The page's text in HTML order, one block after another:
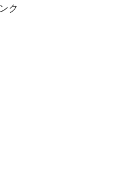
ク